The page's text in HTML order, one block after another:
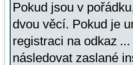
Pokud jsou v
dvou věcí. Pokud je
registraci na odkaz
následovat zaslané